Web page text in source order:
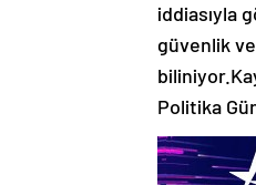
iddiasıyla
güvenlik
Politika